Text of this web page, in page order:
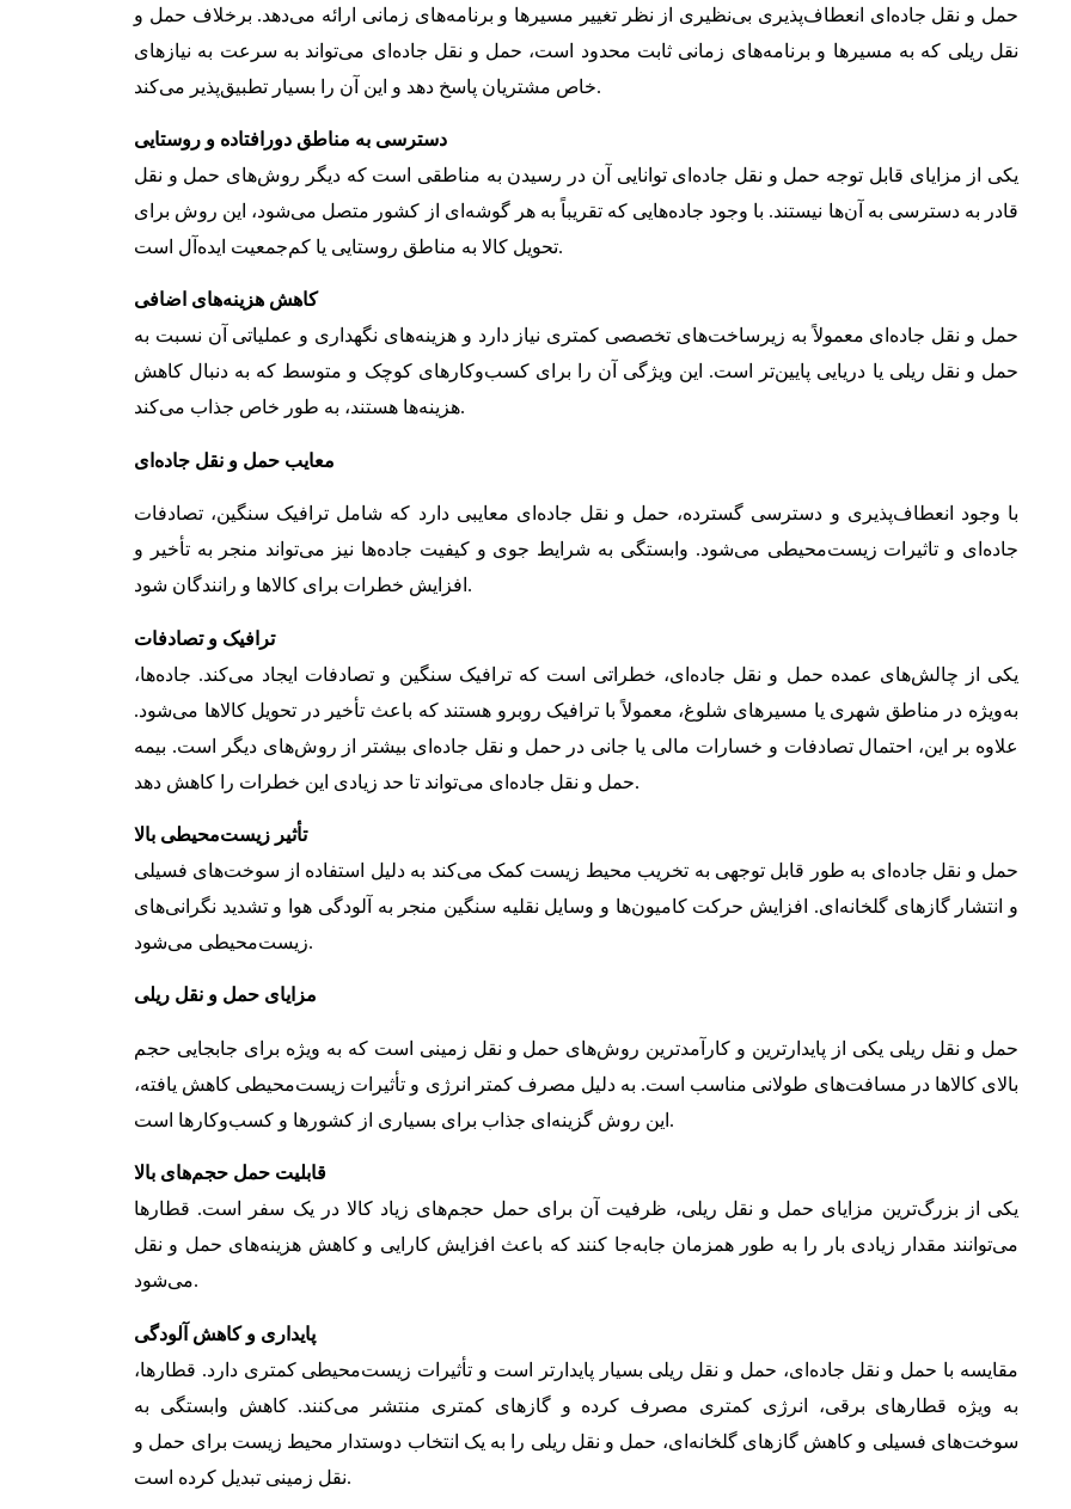
حمل و نقل جاده‌ای انعطاف‌پذیری بی‌نظیری از نظر تغییر مسیرها و برنامه‌های زمانی ارائه می‌دهد. برخلاف حمل و
نقل ریلی که به مسیرها و برنامه‌های زمانی ثابت محدود است، حمل و نقل جاده‌ای می‌تواند به سرعت به نیازهای
خاص مشتریان پاسخ دهد و این آن را بسیار تطبیق‌پذیر می‌کند.
دسترسی به مناطق دورافتاده و روستایی
یکی از مزایای قابل توجه حمل و نقل جاده‌ای توانایی آن در رسیدن به مناطقی است که دیگر روش‌های حمل و نقل
قادر به دسترسی به آن‌ها نیستند. با وجود جاده‌هایی که تقریباً به هر گوشه‌ای از کشور متصل می‌شود، این روش برای
تحویل کالا به مناطق روستایی یا کم‌جمعیت ایده‌آل است.
کاهش هزینه‌های اضافی
حمل و نقل جاده‌ای معمولاً به زیرساخت‌های تخصصی کمتری نیاز دارد و هزینه‌های نگهداری و عملیاتی آن نسبت به
حمل و نقل ریلی یا دریایی پایین‌تر است. این ویژگی آن را برای کسب‌وکارهای کوچک و متوسط که به دنبال کاهش
هزینه‌ها هستند، به طور خاص جذاب می‌کند.
معایب حمل و نقل جاده‌ای
با وجود انعطاف‌پذیری و دسترسی گسترده، حمل و نقل جاده‌ای معایبی دارد که شامل ترافیک سنگین، تصادفات
جاده‌ای و تاثیرات زیست‌محیطی می‌شود. وابستگی به شرایط جوی و کیفیت جاده‌ها نیز می‌تواند منجر به تأخیر و
افزایش خطرات برای کالاها و رانندگان شود.
ترافیک و تصادفات
یکی از چالش‌های عمده حمل و نقل جاده‌ای، خطراتی است که ترافیک سنگین و تصادفات ایجاد می‌کند. جاده‌ها،
به‌ویژه در مناطق شهری یا مسیرهای شلوغ، معمولاً با ترافیک روبرو هستند که باعث تأخیر در تحویل کالاها می‌شود.
علاوه بر این، احتمال تصادفات و خسارات مالی یا جانی در حمل و نقل جاده‌ای بیشتر از روش‌های دیگر است. بیمه
حمل و نقل جاده‌ای می‌تواند تا حد زیادی این خطرات را کاهش دهد.
تأثیر زیست‌محیطی بالا
حمل و نقل جاده‌ای به طور قابل توجهی به تخریب محیط زیست کمک می‌کند به دلیل استفاده از سوخت‌های فسیلی
و انتشار گازهای گلخانه‌ای. افزایش حرکت کامیون‌ها و وسایل نقلیه سنگین منجر به آلودگی هوا و تشدید نگرانی‌های
زیست‌محیطی می‌شود.
مزایای حمل و نقل ریلی
حمل و نقل ریلی یکی از پایدارترین و کارآمدترین روش‌های حمل و نقل زمینی است که به ویژه برای جابجایی حجم
بالای کالاها در مسافت‌های طولانی مناسب است. به دلیل مصرف کمتر انرژی و تأثیرات زیست‌محیطی کاهش یافته،
این روش گزینه‌ای جذاب برای بسیاری از کشورها و کسب‌وکارها است.
قابلیت حمل حجم‌های بالا
یکی از بزرگ‌ترین مزایای حمل و نقل ریلی، ظرفیت آن برای حمل حجم‌های زیاد کالا در یک سفر است. قطارها
می‌توانند مقدار زیادی بار را به طور همزمان جابه‌جا کنند که باعث افزایش کارایی و کاهش هزینه‌های حمل و نقل
می‌شود.
پایداری و کاهش آلودگی
مقایسه با حمل و نقل جاده‌ای، حمل و نقل ریلی بسیار پایدارتر است و تأثیرات زیست‌محیطی کمتری دارد. قطارها،
به ویژه قطارهای برقی، انرژی کمتری مصرف کرده و گازهای کمتری منتشر می‌کنند. کاهش وابستگی به
سوخت‌های فسیلی و کاهش گازهای گلخانه‌ای، حمل و نقل ریلی را به یک انتخاب دوستدار محیط زیست برای حمل و
نقل زمینی تبدیل کرده است.